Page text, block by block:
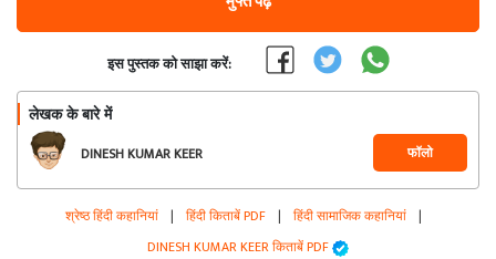
इस पुस्तक को साझा करें:
लेखक के बारे में
DINESH KUMAR KEER फॉलो
श्रेष्ठ हिंदी कहानियां | हिंदी किताबें PDF | हिंदी सामाजिक कहानियां |
DINESH KUMAR KEER किताबें PDF